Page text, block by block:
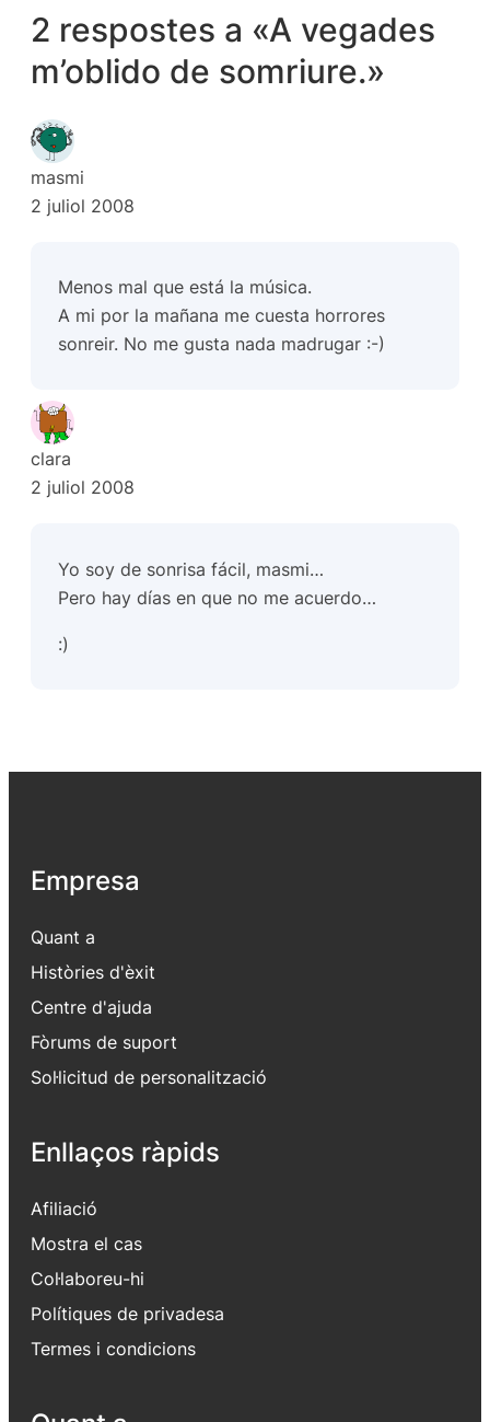
2 respostes a «A vegades
m’oblido de somriure.»
masmi
2 juliol 2008
Menos mal que está la música.
A mi por la mañana me cuesta horrores
sonreir. No me gusta nada madrugar :-)
clara
2 juliol 2008
Yo soy de sonrisa fácil, masmi…
Pero hay días en que no me acuerdo…
:)
Empresa
Quant a
Històries d'èxit
Centre d'ajuda
Fòrums de suport
Sol·licitud de personalització
Enllaços ràpids
Afiliació
Mostra el cas
Col·laboreu-hi
Polítiques de privadesa
Termes i condicions